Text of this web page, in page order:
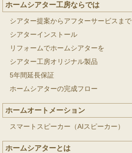
ホームシアター工房ならでは
シアター提案からアフターサービスまで
シアターインストール
リフォームでホームシアターを
シアター工房オリジナル製品
5年間延長保証
ホームシアターの完成フロー
ホームオートメーション
スマートスピーカー（AIスピーカー）
ホームシアターとは